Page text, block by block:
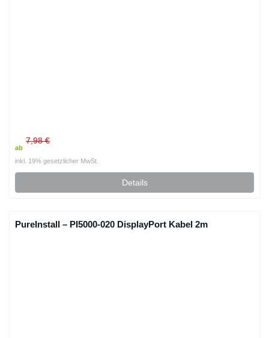
ab
7,98 €
inkl. 19% gesetzlicher MwSt.
Details
PureInstall – PI5000-020 DisplayPort Kabel 2m